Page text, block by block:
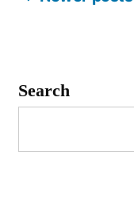
Search